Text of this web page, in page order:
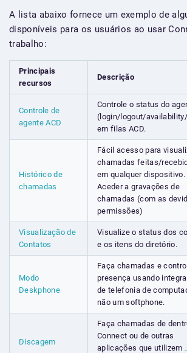
A lista abaixo fornece um exemplo de
disponíveis para os usuários ao usar
trabalho:
Principais
recursos
Descrição
Controle de
agente ACD
Controle o status do
(login/logout/
em filas ACD.
Histórico de
chamadas
Fácil acesso para
chamadas feitas/
em qualquer dispositivo.
Aceder a gravações de
chamadas (com as
permissões)
Visualização de
Contatos
Visualize o status dos
e os itens do diretório.
Modo
Deskphone
Faça chamadas e
presença usando
de telefonia de
não um softphone.
Discagem
Faça chamadas de
Connect ou de outras
aplicações que utilizem